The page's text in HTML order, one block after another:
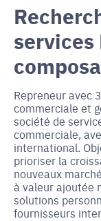
services
Repreneur avec
commerciale et
société de
commerciale,
international.
prioriser la
nouveaux
à valeur ajoutée
solutions
fournisseurs